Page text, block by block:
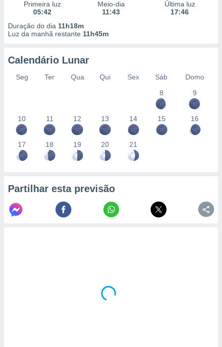
Primeira luz
05:42
Meio-dia
11:43
Última luz
17:46
Duração do dia 11h18m
Luz da manhã restante 11h45m
Calendário Lunar
Seg Ter Qua Qui Sex Sáb
Domo
8
9
10 11 12 13 14 15 16
17 18 19 20 21
Partilhar esta previsão